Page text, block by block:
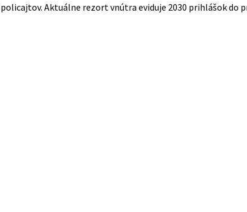
Aktuálne rezort vnútra eviduje 2030 prihlášok do